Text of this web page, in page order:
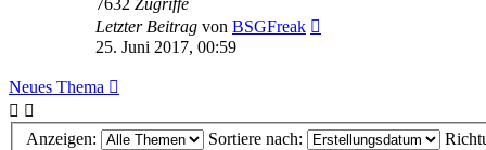
Letzter Beitrag von BSGFreak
25. Juni 2017, 00:59
Neues Thema
Anzeigen: Sortiere nach: